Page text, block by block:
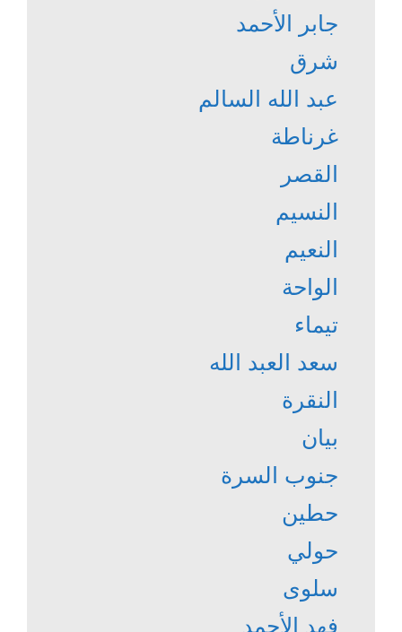
جابر الأحمد
شرق
عبد الله السالم
غرناطة
القصر
النسيم
النعيم
الواحة
تيماء
سعد العبد الله
النقرة
بيان
جنوب السرة
حطين
حولي
سلوى
فهد الأحمد